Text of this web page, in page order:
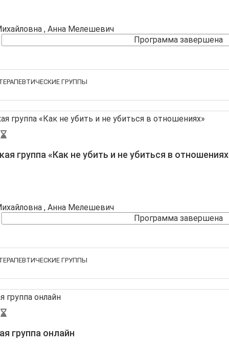
, Анна Мелешевич
Программа завершена
ГРУППЫ
группа «Как не убить и не убиться в
, Анна Мелешевич
Программа завершена
ГРУППЫ
группа онлайн